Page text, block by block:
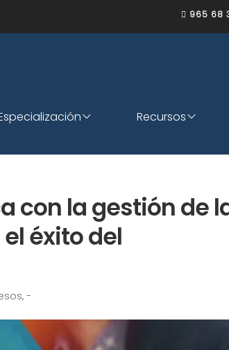
 965 68
Recursos
con la gestión de
éxito del
,-